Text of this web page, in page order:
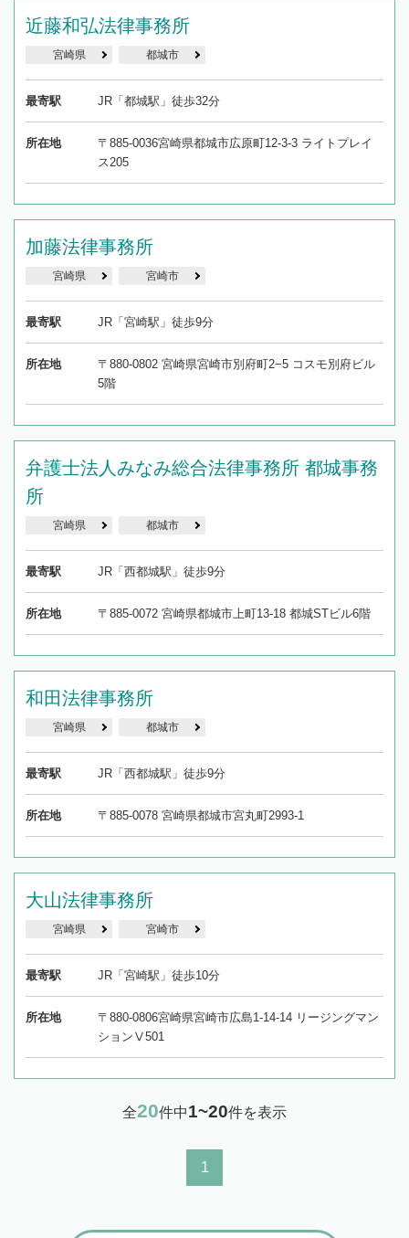
近藤和弘法律事務所
宮崎県 都城市
最寄駅 JR「都城駅」徒歩32分
所在地
〒885-0036宮崎県都城市広原町12-3-3 ライトプレイ
ス205
加藤法律事務所
宮崎県 宮崎市
最寄駅 JR「宮崎駅」徒歩9分
所在地
〒880-0802 宮崎県宮崎市別府町2−5 コスモ別府ビル
5階
弁護士法人みなみ総合法律事務所 都城事務
所
宮崎県 都城市
最寄駅 JR「西都城駅」徒歩9分
所在地 〒885-0072 宮崎県都城市上町13-18 都城STビル6階
和田法律事務所
宮崎県 都城市
最寄駅 JR「西都城駅」徒歩9分
所在地 〒885-0078 宮崎県都城市宮丸町2993-1
大山法律事務所
宮崎県 宮崎市
最寄駅 JR「宮崎駅」徒歩10分
所在地
〒880-0806宮崎県宮崎市広島1-14-14 リージングマン
ションⅤ501
全20件中1~20件を表示
1